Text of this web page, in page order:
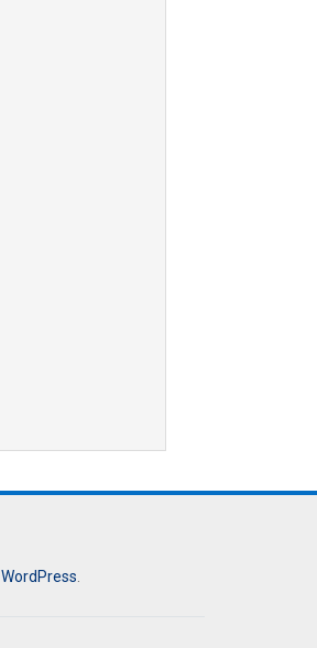
WordPress